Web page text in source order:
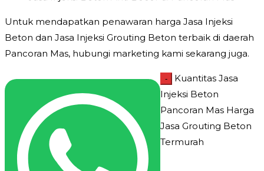
Untuk mendapatkan penawaran harga Jasa Injeksi
Beton dan Jasa Injeksi Grouting Beton terbaik di daerah
Pancoran Mas, hubungi marketing kami sekarang juga.
-
Kuantitas Jasa
Injeksi Beton
Pancoran Mas Harga
Jasa Grouting Beton
Termurah